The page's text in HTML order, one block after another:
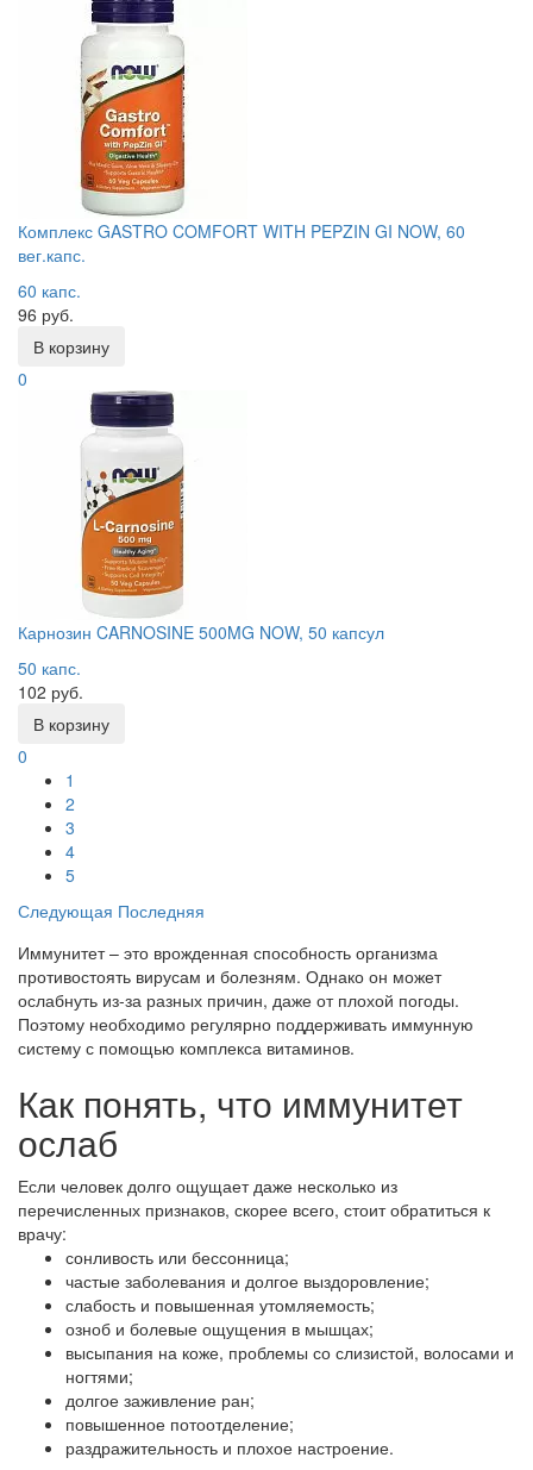
Комплекс GASTRO COMFORT WITH PEPZIN GI NOW, 60
вег.капс.
60 капс.
96 руб.
В корзину
0
Карнозин CARNOSINE 500MG NOW, 50 капсул
50 капс.
102 руб.
В корзину
0
1
2
3
4
5
Следующая Последняя
Иммунитет – это врожденная способность организма
противостоять вирусам и болезням. Однако он может
ослабнуть из-за разных причин, даже от плохой погоды.
Поэтому необходимо регулярно поддерживать иммунную
систему с помощью комплекса витаминов.
Как понять, что иммунитет
ослаб
Если человек долго ощущает даже несколько из
перечисленных признаков, скорее всего, стоит обратиться к
врачу:
сонливость или бессонница;
частые заболевания и долгое выздоровление;
слабость и повышенная утомляемость;
озноб и болевые ощущения в мышцах;
высыпания на коже, проблемы со слизистой, волосами и
ногтями;
долгое заживление ран;
повышенное потоотделение;
раздражительность и плохое настроение.